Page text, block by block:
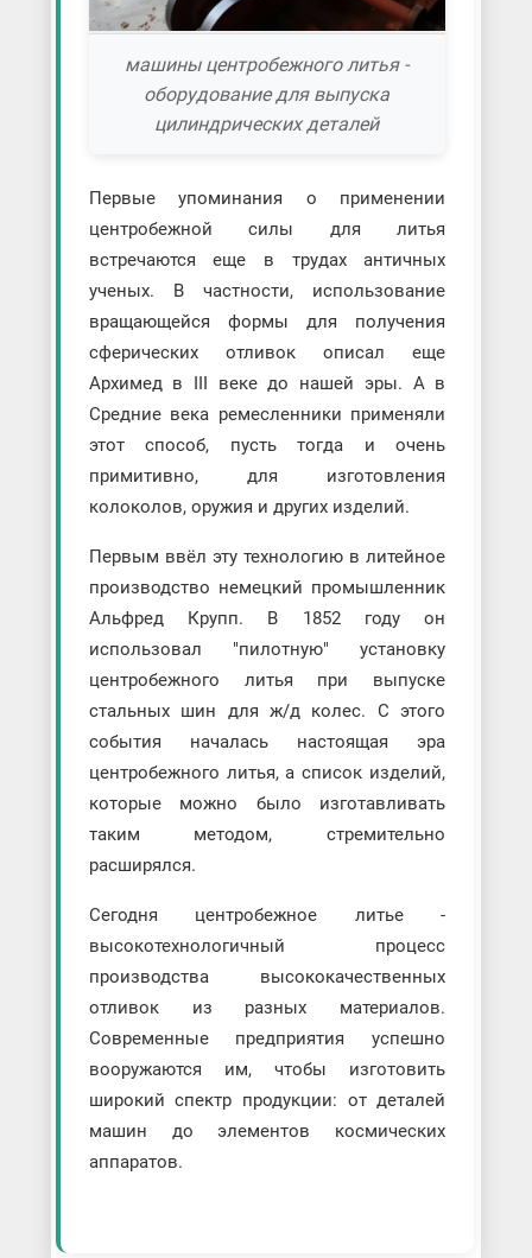
машины центробежного литья -
оборудование для выпуска
цилиндрических деталей
Первые упоминания о применении
центробежной силы для литья
встречаются еще в трудах античных
ученых. В частности, использование
вращающейся формы для получения
сферических отливок описал еще
Архимед в III веке до нашей эры. А в
Средние века ремесленники применяли
этот способ, пусть тогда и очень
примитивно, для изготовления
колоколов, оружия и других изделий.
Первым ввёл эту технологию в литейное
производство немецкий промышленник
Альфред Крупп. В 1852 году он
использовал "пилотную" установку
центробежного литья при выпуске
стальных шин для ж/д колес. С этого
события началась настоящая эра
центробежного литья, а список изделий,
которые можно было изготавливать
таким методом, стремительно
расширялся.
Сегодня центробежное литье -
высокотехнологичный процесс
производства высококачественных
отливок из разных материалов.
Современные предприятия успешно
вооружаются им, чтобы изготовить
широкий спектр продукции: от деталей
машин до элементов космических
аппаратов.